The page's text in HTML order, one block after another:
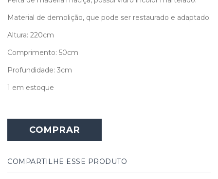
Material de demolição, que pode ser restaurado e adaptado.
Altura: 220cm
Comprimento: 50cm
Profundidade: 3cm
1 em estoque
COMPRAR
COMPARTILHE ESSE PRODUTO